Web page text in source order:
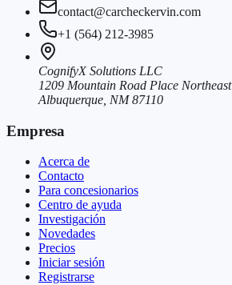
contact@carcheckervin.com
+1 (564) 212-3985
CognifyX Solutions LLC
1209 Mountain Road Place Northeast
Albuquerque, NM 87110
Empresa
Acerca de
Contacto
Para concesionarios
Centro de ayuda
Investigación
Novedades
Precios
Iniciar sesión
Registrarse